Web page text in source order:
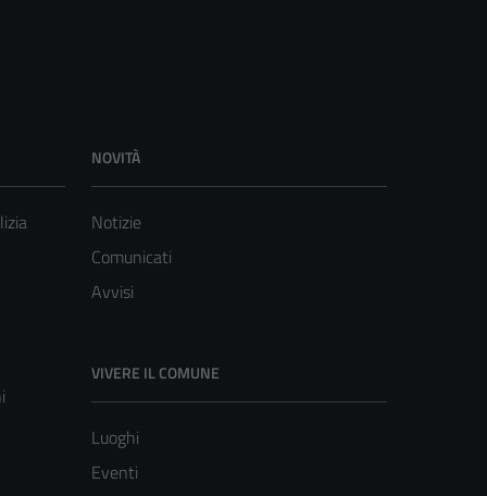
NOVITÀ
Notizie
Comunicati
Avvisi
VIVERE IL COMUNE
Luoghi
Eventi